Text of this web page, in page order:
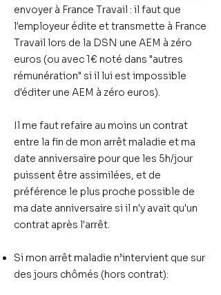
envoyer à France Travail : il faut que
l'employeur édite et transmette à France
Travail lors de la DSN une AEM à zéro
euros (ou avec 1€ noté dans "autres
rémunération" si il lui est impossible
d'éditer une AEM à zéro euros).
Il me faut refaire au moins un contrat
entre la fin de mon arrêt maladie et ma
date anniversaire pour que les 5h/jour
puissent être assimilées, et de
préférence le plus proche possible de
ma date anniversaire si il n'y avait qu'un
contrat après l'arrêt.
Si mon arrêt maladie n’intervient que sur
des jours chômés (hors contrat):